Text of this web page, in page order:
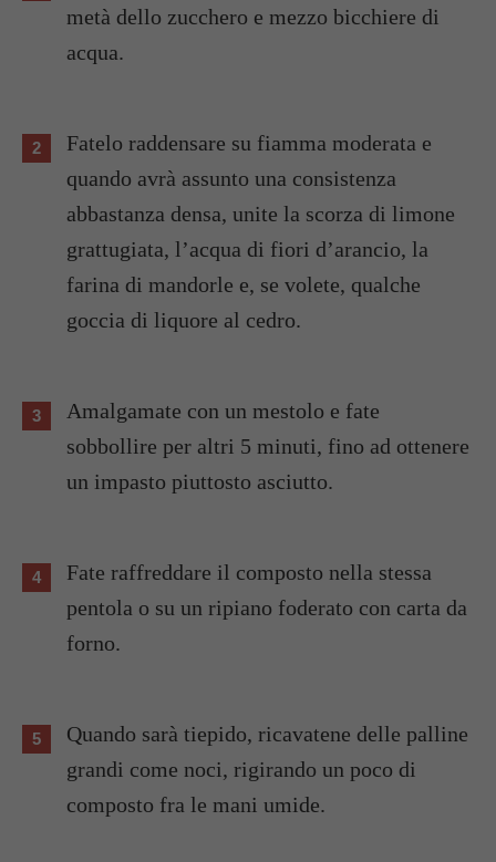
metà dello zucchero e mezzo bicchiere di
acqua.
Fatelo raddensare su fiamma moderata e
quando avrà assunto una consistenza
abbastanza densa, unite la scorza di limone
grattugiata, l’acqua di fiori d’arancio, la
farina di mandorle e, se volete, qualche
goccia di liquore al cedro.
Amalgamate con un mestolo e fate
sobbollire per altri 5 minuti, fino ad ottenere
un impasto piuttosto asciutto.
Fate raffreddare il composto nella stessa
pentola o su un ripiano foderato con carta da
forno.
Quando sarà tiepido, ricavatene delle palline
grandi come noci, rigirando un poco di
composto fra le mani umide.